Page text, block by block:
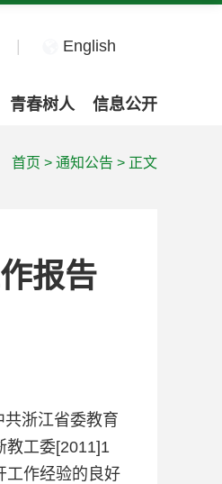
English
青春树人 信息公开
首页 > 通知公告 > 正文
报告
浙江省委教育
教工委[2011]1
工作经验的良好